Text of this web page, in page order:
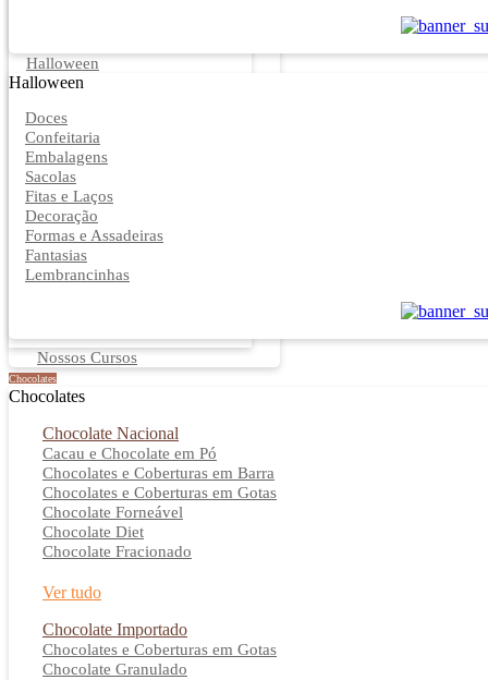
Halloween
Halloween
Doces
Confeitaria
Embalagens
Sacolas
Fitas e Laços
Decoração
Formas e Assadeiras
Fantasias
Lembrancinhas
Nossos Cursos
Chocolates
Chocolates
Chocolate Nacional
Cacau e Chocolate em Pó
Chocolates e Coberturas em Barra
Chocolates e Coberturas em Gotas
Chocolate Forneável
Chocolate Diet
Chocolate Fracionado
Ver tudo
Chocolate Importado
Chocolates e Coberturas em Gotas
Chocolate Granulado